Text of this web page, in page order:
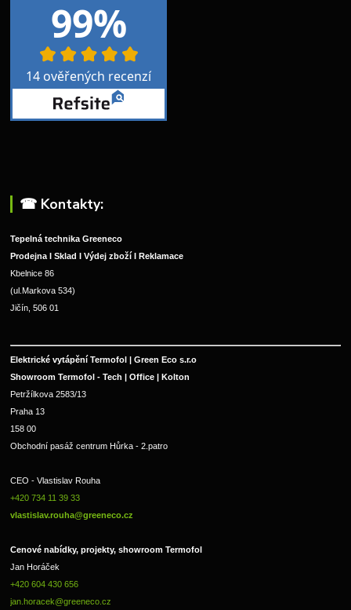
☎︎ Kontakty:
Tepelná technika Greeneco
Prodejna I Sklad I Výdej zboží I Reklamace
Kbelnice 86
(ul.Markova 534)
Jičín, 506 01
Elektrické vytápění Termofol | Green Eco s.r.o
Showroom Termofol - Tech | Office | Kolton
Petržílkova 2583/13
Praha 13
158 00
Obchodní pasáž centrum Hůrka - 2.patro
CEO - Vlastislav Rouha
+420 734 11 39 33
vlastislav.rouha@greeneco.cz
Cenové nabídky, projekty, showroom Termofol
Jan Horáček
+420 604 430 656
jan.horacek@greeneco.cz